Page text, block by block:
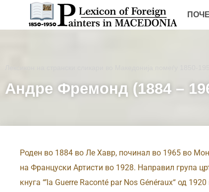
Андре Фремонд (1884 –
Роден во 1884 во Ле Хавр, починал во 1965 во
на Француски Артисти во 1928. Направил група
кнуга “’la Guerre Raconté par Nos Généraux“ од